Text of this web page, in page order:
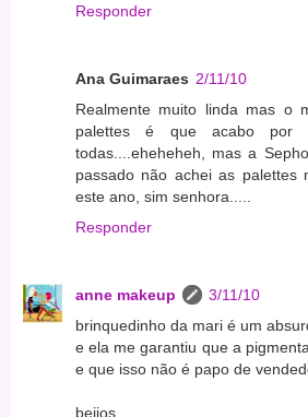
Responder
Ana Guimaraes 2/11/10
Realmente muito linda mas o
palettes é que acabo por
todas....eheheheh, mas a
passado não achei as
este ano, sim senhora.....
Responder
anne makeup
3/11/10
brinquedinho da mari é um
e ela me garantiu que a
e que isso não é papo de
beijos